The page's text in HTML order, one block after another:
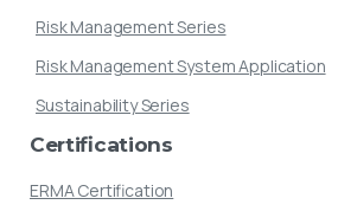
Risk Management Series
Risk Management System Application
Sustainability Series
Certifications
ERMA Certification